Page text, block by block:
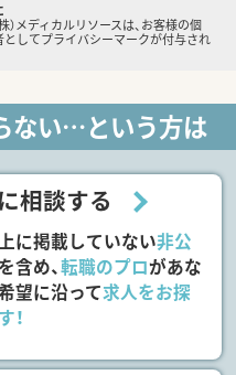
）メディカルリソースは、お客様の個
してプライバシーマークが付与され
ない…という方は
相談する
に掲載していない非公
を含め、転職のプロがあな
望に沿って求人をお探
！